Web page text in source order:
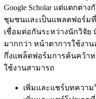
Google Scholar แต่แตกต่าง
ชุมชนและเป็นแพลตฟอร์มที่
เชื่อมต่อกันระหว่างนักวิจั
มากกว่า หน้าตาการใช้งา
กึ่งแพล็ตฟอร์มการค้นคว้าห
ใช้งานสามารถ
เพิ่มและแชร์บทความ